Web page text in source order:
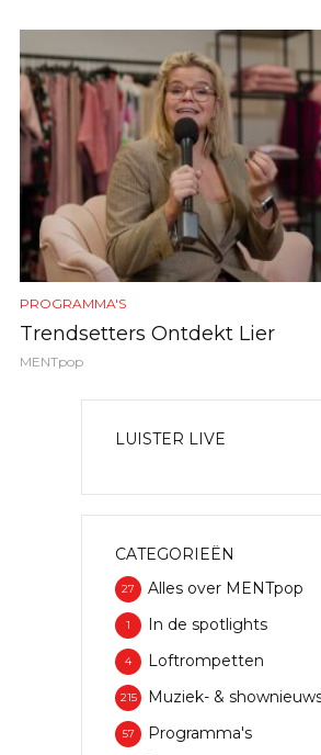
PROGRAMMA'S
Trendsetters Ontdekt Lier
MENTpop
LUISTER LIVE
CATEGORIEËN
Alles over MENTpop
27
In de spotlights
1
Loftrompetten
4
Muziek- &
215
Programma's
57